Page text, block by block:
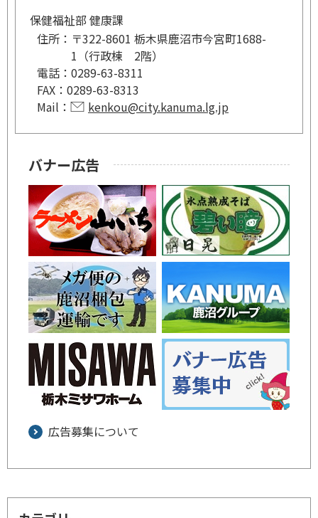
保健福祉部 健康課
住所： 〒322-8601 栃木県鹿沼市今宮町1688-
1（行政棟 2階）
電話： 0289-63-8311
FAX： 0289-63-8313
Mail：
kenkou@city.kanuma.lg.jp
バナー広告
広告募集について